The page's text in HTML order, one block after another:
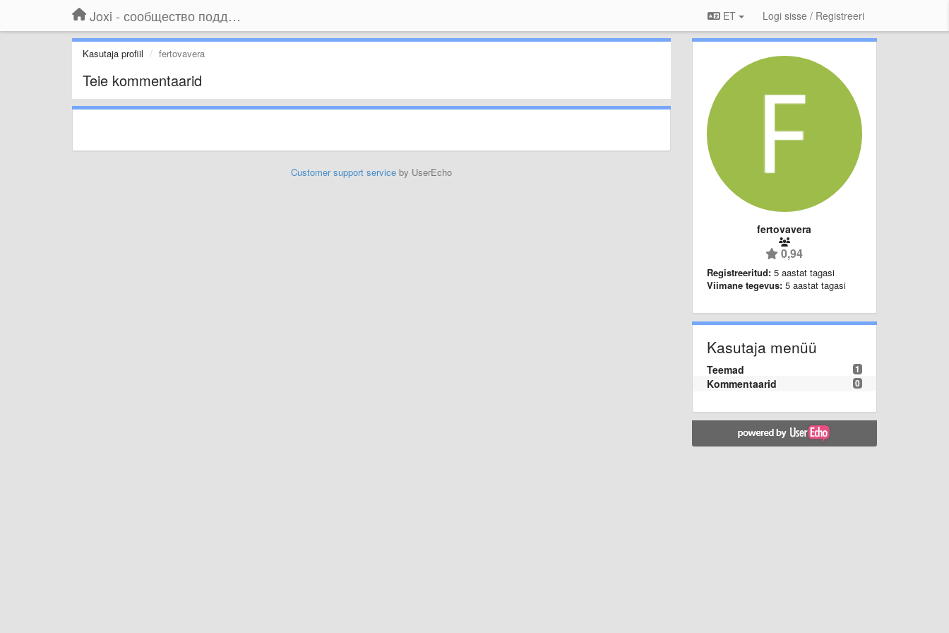
Joxi - сообщество поддержки ET Logi sisse / Registreeri
Kasutaja profiil fertovavera
Teie kommentaarid
Customer support serviceby UserEcho
fertovavera
0,94
Registreeritud: 5 aastat tagasi
Viimane tegevus: 5 aastat tagasi
Kasutaja menüü
1
Teemad
0
Kommentaarid